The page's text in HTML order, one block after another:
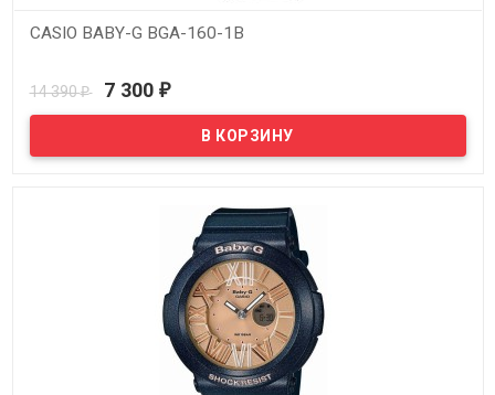
CASIO BABY-G BGA-160-1B
14 390₽ 7 300 ₽